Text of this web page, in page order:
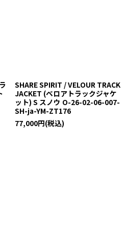
SHARE SPIRIT / VELOUR TRACK
JACKET (ベロアトラックジャケ
ット) S スノウ O-26-02-06-007-
SH-ja-YM-ZT176
77,000円(税込)